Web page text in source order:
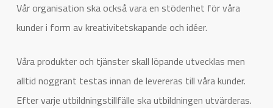
Vår organisation ska också vara en stödenhet för våra
kunder i form av kreativitetskapande och idéer.
Våra produkter och tjänster skall löpande utvecklas men
alltid noggrant testas innan de levereras till våra kunder.
Efter varje utbildningstillfälle ska utbildningen utvärderas.